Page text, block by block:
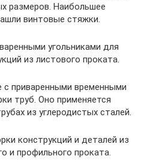
размеров. Наибольшее
винтовые стяжки.
угольниками для
из листового проката.
приваренными временными
труб. Оно применяется
из углеродистых сталей.
конструкций и деталей из
и профильного проката.